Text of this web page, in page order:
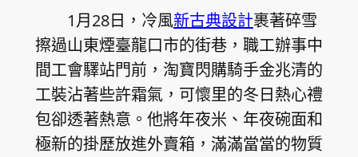
1月28日，冷風新古典設計裹著碎雪
擦過山東煙臺龍口市的街巷，職工辦事中
間工會驛站門前，淘寶閃購騎手金兆清的
工裝沾著些許霜氣，可懷里的冬日熱心禮
包卻透著熱意。他將年夜米、年夜碗面和
極新的掛歷放進外賣箱，滿滿當當的物質